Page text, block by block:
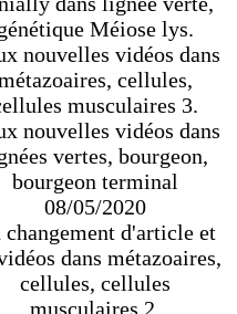
Méiose lys.
nouvelles vidéos dans
cellules,
musculaires 3.
nouvelles vidéos dans
vertes, bourgeon,
bourgeon terminal
08/05/2020
changement d'article et
dans métazoaires,
cellules, cellules
musculaires 2.